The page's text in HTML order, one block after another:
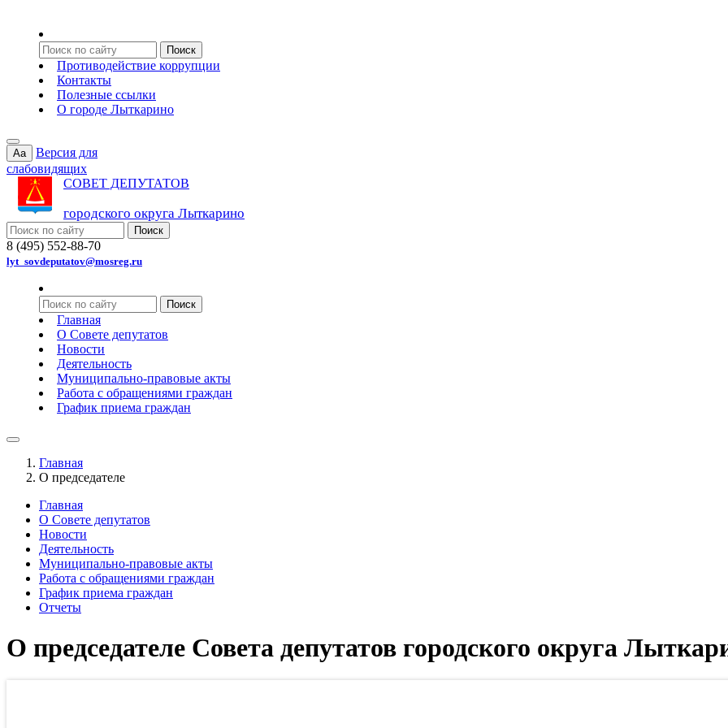
Противодействие коррупции
Контакты
Полезные ссылки
О городе Лыткарино
Aa
Версия для
слабовидящих
СОВЕТ ДЕПУТАТОВ
городского округа Лыткарино
8 (495) 552-88-70
lyt_sovdeputatov@mosreg.ru
Главная
О Совете депутатов
Новости
Деятельность
Муниципально-правовые акты
Работа с обращениями граждан
График приема граждан
Главная
О председателе
Главная
О Совете депутатов
Новости
Деятельность
Муниципально-правовые акты
Работа с обращениями граждан
График приема граждан
Отчеты
О председателе Совета депутатов городского округа